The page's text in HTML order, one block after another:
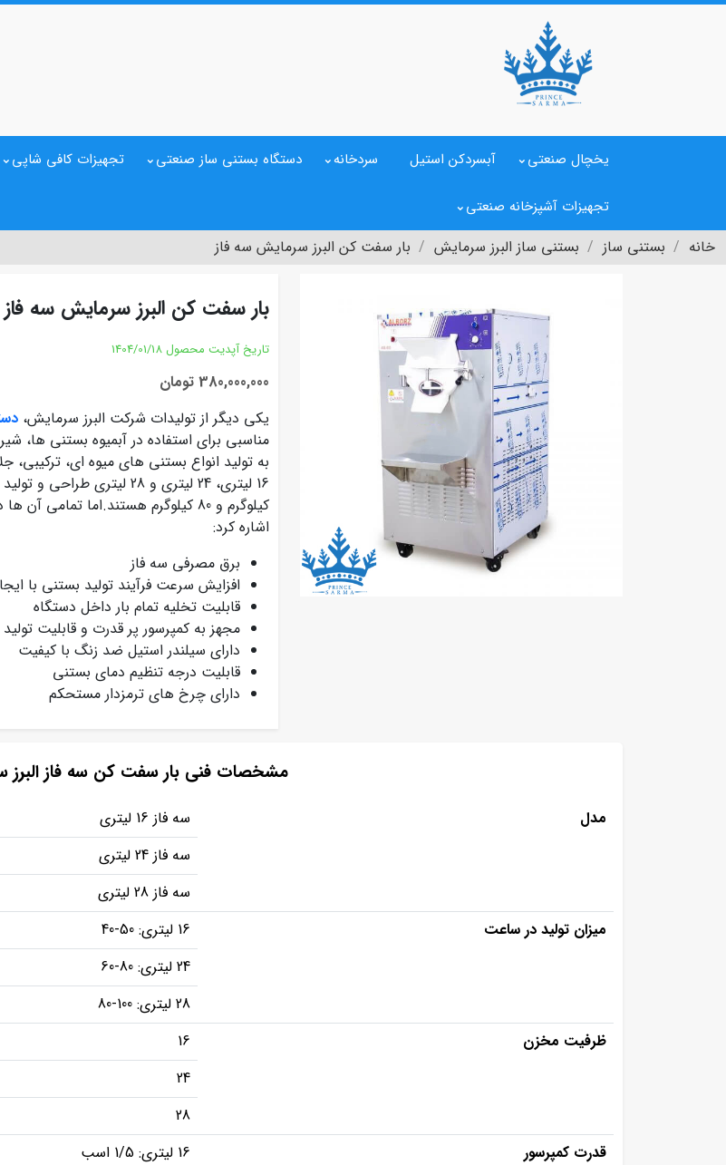
یخچال صنعتی آبسردکن استیل سردخانه دستگاه بستنی ساز صنعتی تجهیزات کافی شاپی
تجهیزات آشپزخانه صنعتی
خانه بستنی ساز بستنی ساز البرز سرمایش بار سفت کن البرز سرمایش سه فاز
بار سفت کن البرز سرمایش سه فاز
تاریخ آپدیت محصول 1404/01/18
380,000,000 تومان
یکی دیگر از تولیدات شرکت البرز سرمایش،
مناسبی برای استفاده در آبمیوه بستنی
به تولید انواع بستنی های میوه ای،
کیلوگرم و 80 کیلوگرم هستند.اما
اشاره کرد:
برق مصرفی سه فاز
افزایش سرعت فرآیند تولید بستنی با
قابلیت تخلیه تمام بار داخل دستگاه
مجهز به کمپرسور پر قدرت و قابلیت تولید
دارای سیلندر استیل ضد زنگ با کیفیت
قابلیت درجه تنظیم دمای بستنی
دارای چرخ های ترمزدار مستحکم
مشخصات فنی بار سفت کن سه فاز البرز
مدل
سه فاز 16 لیتری
سه فاز 24 لیتری
سه فاز 28 لیتری
میزان تولید در ساعت
16 لیتری: 50-40
24 لیتری: 80-60
28 لیتری: 100-80
ظرفیت مخزن
16
24
28
قدرت کمپرسور
16 لیتری: 1/5 اسب